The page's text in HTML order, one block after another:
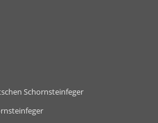
Schornsteinfeger